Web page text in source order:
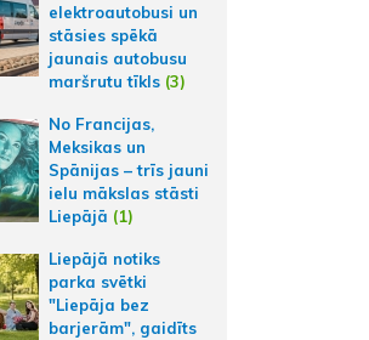
elektroautobusi un
stāsies spēkā
jaunais autobusu
maršrutu tīkls (3)
No Francijas,
Meksikas un
Spānijas – trīs jauni
ielu mākslas stāsti
Liepājā (1)
Liepājā notiks
parka svētki
"Liepāja bez
barjerām", gaidīts